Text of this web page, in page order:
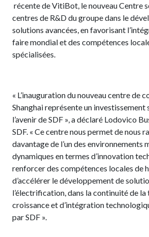
récente de VitiBot, le nouveau Centre
centres de R&D du groupe dans le
solutions avancées, en favorisant
faire mondial et des compétences
spécialisées.
« L’inauguration du nouveau centre de
Shanghai représente un
l’avenir de SDF », a déclaré Lodovico
SDF. « Ce centre nous permet de nous
davantage de l’un des environnements
dynamiques en termes d’innovation
renforcer des compétences locales de
d’accélérer le développement de
l’électrification, dans la continuité de
croissance et d’intégration
par SDF ».